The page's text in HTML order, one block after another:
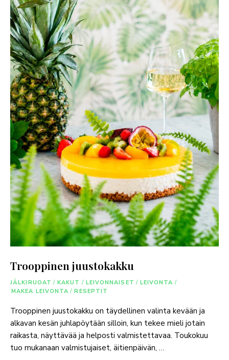
Trooppinen juustokakku
JÄLKIRUOAT / KAKUT / LEIVONNAISET / LEIVONTA /
MAKEA LEIVONTA / RESEPTIT
Trooppinen juustokakku on täydellinen valinta kevään ja
alkavan kesän juhlapöytään silloin, kun tekee mieli jotain
raikasta, näyttävää ja helposti valmistettavaa. Toukokuu
tuo mukanaan valmistujaiset, äitienpäivän, …